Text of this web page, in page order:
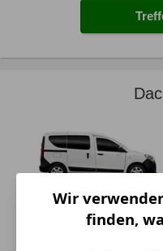
Wir
finden,